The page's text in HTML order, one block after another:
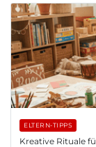
ELTERN-TIPPS
Kreative Rituale